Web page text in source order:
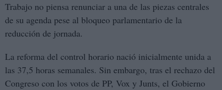
Trabajo no piensa renunciar a una de las piezas centrales
de su agenda pese al bloqueo parlamentario de la
reducción de jornada.
La reforma del control horario nació inicialmente unida a
las 37,5 horas semanales. Sin embargo, tras el rechazo del
Congreso con los votos de PP, Vox y Junts, el Gobierno